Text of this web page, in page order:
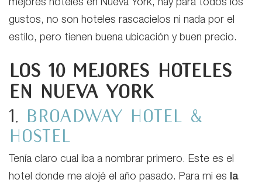
mejores hoteles en Nueva York, hay para todos los
gustos, no son hoteles rascacielos ni nada por el
estilo, pero tienen buena ubicación y buen precio.
Los 10 mejores hoteles
en Nueva York
1. Broadway Hotel &
Hostel
Tenía claro cual iba a nombrar primero. Este es el
hotel donde me alojé el año pasado. Para mi es
la